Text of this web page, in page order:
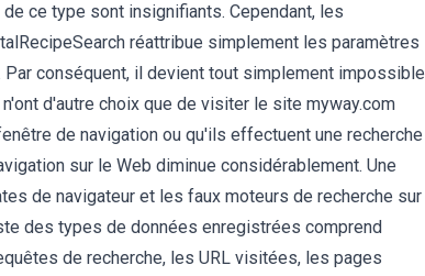
ce type sont insignifiants. Cependant, les
réattribue simplement les paramètres
conséquent, il devient tout simplement impossible
d'autre choix que de visiter le site myway.com
de navigation ou qu'ils effectuent une recherche
sur le Web diminue considérablement. Une
de navigateur et les faux moteurs de recherche sur
des types de données enregistrées comprend
de recherche, les URL visitées, les pages